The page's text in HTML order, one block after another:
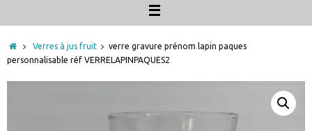
Accueil
Verres à jus fruit
verre gravure prénom lapin paques
personnalisable réf VERRELAPINPAQUES2